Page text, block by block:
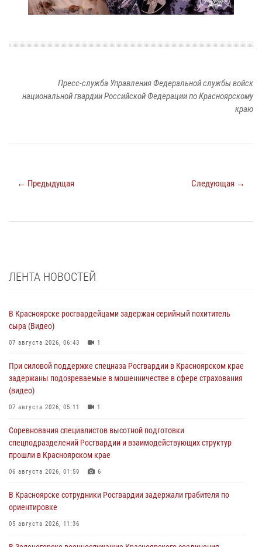
Пресс-служба Управления Федеральной службы войск
национальной гвардии Российской Федерации по Красноярскому
краю
← Предыдущая Следующая →
ЛЕНТА НОВОСТЕЙ
В Красноярске росгвардейцами задержан серийный похититель
сыра (Видео)
07 августа 2026, 06:43 1
При силовой поддержке спецназа Росгвардии в Красноярском крае
задержаны подозреваемые в мошенничестве в сфере страхования
(видео)
07 августа 2026, 05:11 1
Соревнования специалистов высотной подготовки
спецподразделений Росгвардии и взаимодействующих структур
прошли в Красноярском крае
06 августа 2026, 01:59 6
В Красноярске сотрудники Росгвардии задержали грабителя по
ориентировке
05 августа 2026, 11:36